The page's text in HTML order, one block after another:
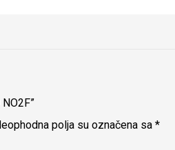
polja su označena sa*